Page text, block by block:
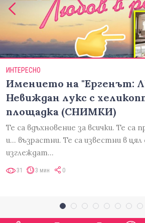
ИНТЕРЕСНО
Имението на "Ергенът:
Невиждан лукс с
площадка (СНИМКИ)
Те са вдъхновение за всички. Те са
и... възрастни. Те са известни в
изглеждат…
31 3 мин 0